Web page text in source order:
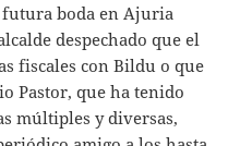
futura boda en Ajuria
despechado que el
fiscales con Bildu o que
Pastor, que ha tenido
múltiples y diversas,